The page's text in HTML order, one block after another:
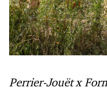
Perrier-Jouët x